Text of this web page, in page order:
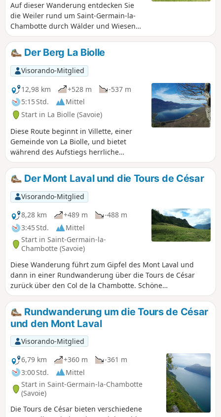
Auf dieser Wanderung entdecken Sie
die Weiler rund um Saint-Germain-la-
Chambotte durch Wälder und Wiesen
und genießen wunderschöne Ausblicke.
Der Berg La Biolle
Visorando-Mitglied
12,98 km
+528 m
-537 m
5:15 Std.
Mittel
Start in La Biolle (Savoie)
Diese Route beginnt in Villette, einer
Gemeinde von La Biolle, und bietet
während des Aufstiegs herrliche
Ausblicke auf das Massif des Bauges
und an der neuen Croix de Meyrieu
einen 360°-Panoramablick auf den Lac
du Bourget, Aix-les-Bains und die
umliegenden Gebirge. Der Rückweg
erfolgt über einen wenig frequentierten
und nicht markierten Weg, aber mit der
App Visorando ist das kein Problem.
Der Mont Laval und die Tours de César
Visorando-Mitglied
8,28 km
+489 m
-488 m
3:45 Std.
Mittel
Start in Saint-Germain-la-
Chambotte (Savoie)
Diese Wanderung führt zum Gipfel des Mont Laval und
dann in einer Rundwanderung über die Tours de César
zurück über den Col de la Chambotte. Schöne
Aussichtspunkte auf den Lac du Bourget und die
umliegenden Bergmassive.
Rundwanderung um die Tours de César
und den Mont Laval
Visorando-Mitglied
6,79 km
+360 m
-361 m
3:00 Std.
Mittel
Start in Saint-Germain-la-Chambotte
(Savoie)
Die Tours de César bieten verschiedene